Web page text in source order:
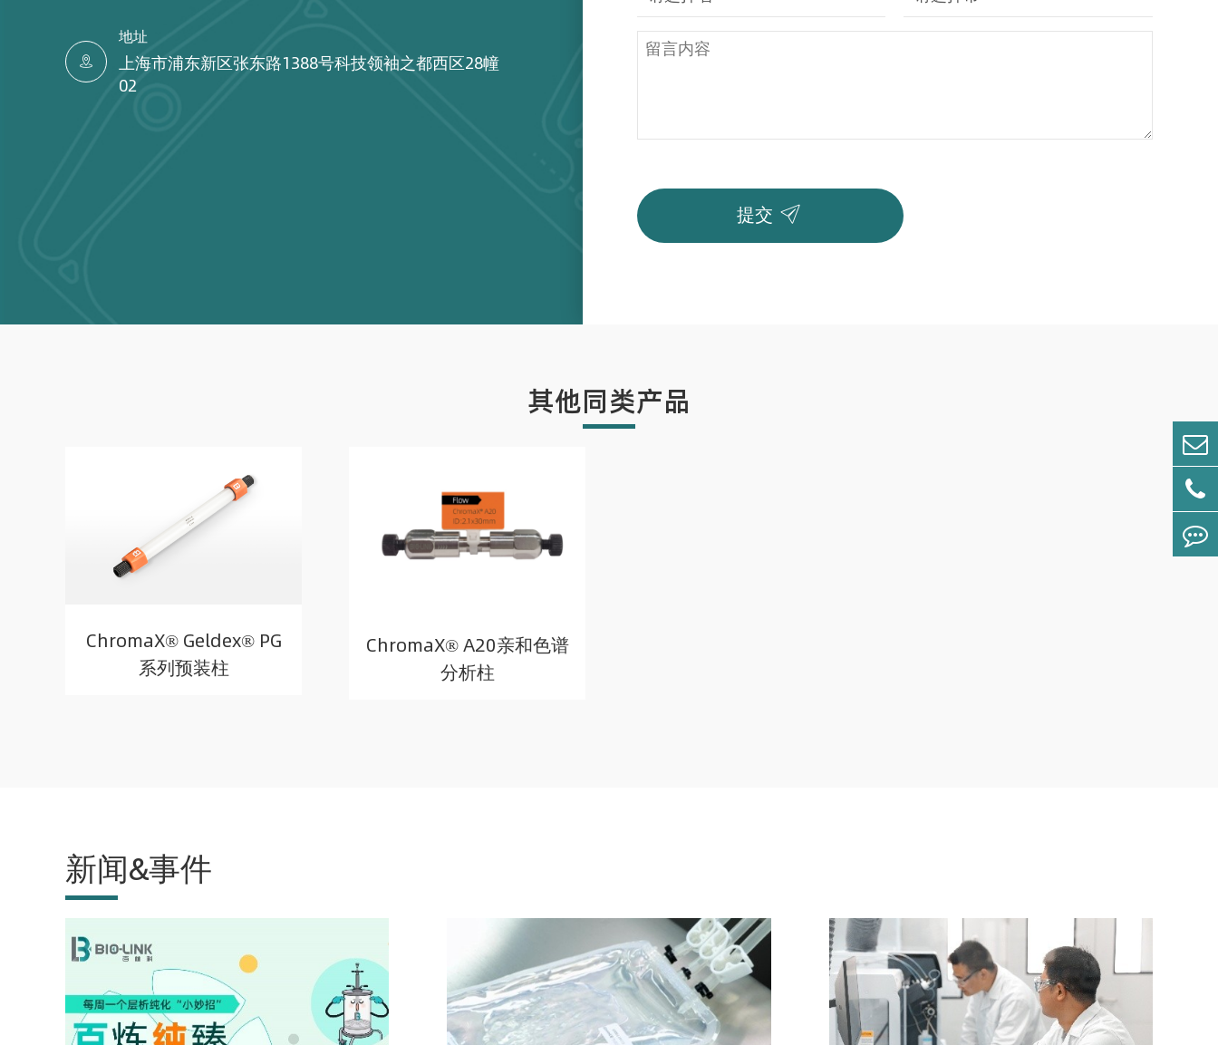

地址
上海市浦东新区张东路1388号科技领袖之都西区28幢
02
提交 
其他同类产品
ChromaX® Geldex® PG
系列预装柱
ChromaX® A20亲和色谱
分析柱
新闻&事件